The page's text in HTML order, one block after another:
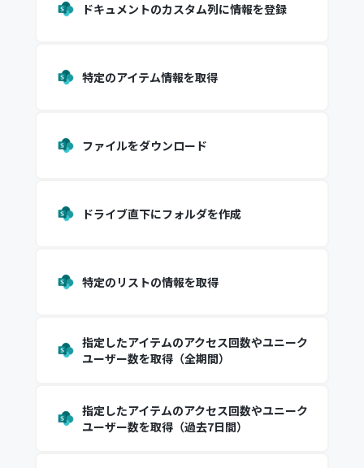
ドキュメントのカスタム列に情報を登録
特定のアイテム情報を取得
ファイルをダウンロード
ドライブ直下にフォルダを作成
特定のリストの情報を取得
指定したアイテムのアクセス回数やユニーク
ユーザー数を取得（全期間）
指定したアイテムのアクセス回数やユニーク
ユーザー数を取得（過去7日間）